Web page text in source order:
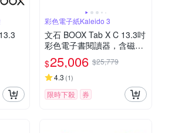
彩色電子紙Kaleido 3
文石 BOOX Tab X C 13.3吋
彩色電子書閱讀器，含磁吸
式皮套【皮套組】
$25,006 $25,779
4.3 (1)
限時下殺 券